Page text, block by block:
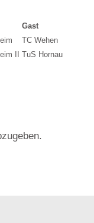
Gast
TC Wehen
II TuS Hornau